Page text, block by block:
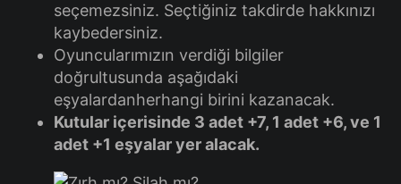
seçemezsiniz. Seçtiğiniz takdirde hakkınızı
kaybedersiniz.
Oyuncularımızın verdiği bilgiler
doğrultusunda aşağıdaki
eşyalardanherhangi birini kazanacak.
Kutular içerisinde 3 adet +7, 1 adet +6, ve 1
adet +1 eşyalar yer alacak.